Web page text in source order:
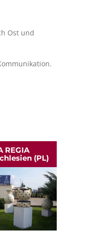
Ost und
REGIA
(PL)